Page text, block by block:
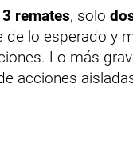
remates, solo
de lo esperado y
Lo más
acciones